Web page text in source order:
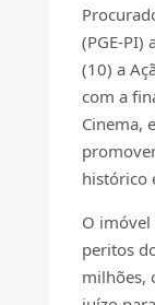
(PGE-PI)
(10) a
com a
Cinema,
histórico
O
peritos
milhões,